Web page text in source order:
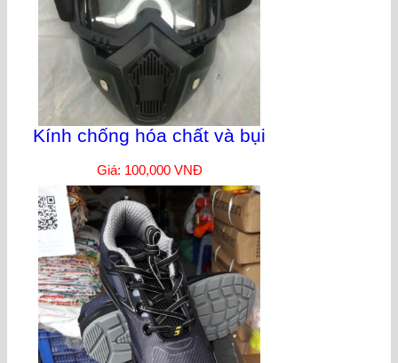
Kính chống hóa chất và bụi
Giá: 100,000 VNĐ